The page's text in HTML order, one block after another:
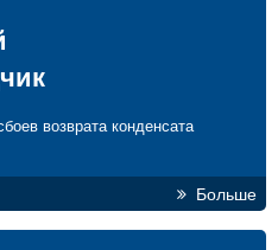
возврата конденсата
Больше